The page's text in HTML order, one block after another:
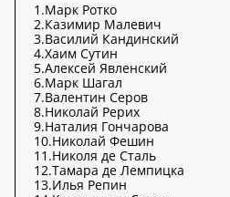
1.Марк Ротко
2.Казимир Малевич
3.Василий Кандинский
4.Хаим Сутин
5.Алексей Явленский
6.Марк Шагал
7.Валентин Серов
8.Николай Рерих
9.Наталия Гончарова
10.Николай Фешин
11.Николя де Сталь
12.Тамара де Лемпицка
13.Илья Репин